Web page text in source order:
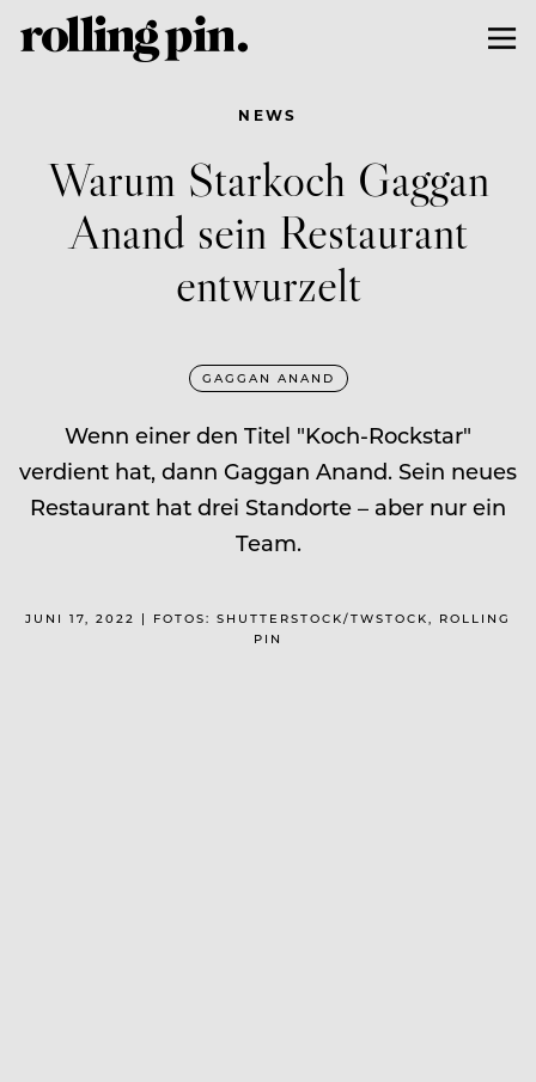
NEWS
Warum Starkoch Gaggan
Anand sein Restaurant
entwurzelt
GAGGAN ANAND
Wenn einer den Titel "Koch-Rockstar"
verdient hat, dann Gaggan Anand. Sein neues
Restaurant hat drei Standorte – aber nur ein
Team.
JUNI 17, 2022 | FOTOS: SHUTTERSTOCK/TWSTOCK, ROLLING
PIN